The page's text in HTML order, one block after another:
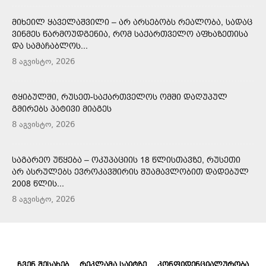
ᲛᲘᲮᲔᲘᲚ ᲧᲐᲕᲔᲚᲐᲨᲕᲘᲚᲘ – ᲐᲠ ᲐᲠᲡᲔᲑᲝᲑᲡ ᲠᲔᲐᲚᲝᲑᲐ, ᲡᲐᲓᲐᲪ
ᲕᲘᲜᲛᲔᲡ ᲬᲐᲠᲛᲝᲣᲓᲒᲔᲜᲘᲐ, ᲠᲝᲛ ᲡᲐᲥᲐᲠᲗᲕᲔᲚᲝ ᲐᲤᲮᲐᲖᲔᲗᲘᲡᲐ
ᲓᲐ ᲡᲐᲛᲐᲩᲐᲑᲚᲝᲡ...
8 აგვისტო, 2026
ᲢᲧᲘᲑᲣᲚᲨᲘ, ᲠᲣᲡᲔᲗ-ᲡᲐᲥᲐᲠᲗᲕᲔᲚᲝᲡ ᲝᲛᲨᲘ ᲓᲐᲦᲣᲞᲣᲚ
ᲒᲛᲘᲠᲔᲑᲡ ᲞᲐᲢᲘᲕᲘ ᲛᲘᲐᲒᲔᲡ
8 აგვისტო, 2026
ᲡᲐᲒᲐᲠᲔᲝ ᲣᲬᲧᲔᲑᲐ – ᲝᲙᲣᲞᲐᲪᲘᲘᲡ 18 ᲬᲚᲘᲡᲗᲐᲕᲖᲔ, ᲠᲣᲡᲔᲗᲘ
ᲐᲠ ᲐᲡᲠᲣᲚᲔᲑᲡ ᲔᲕᲠᲝᲙᲐᲕᲨᲘᲠᲘᲡ ᲨᲣᲐᲛᲐᲕᲚᲝᲑᲘᲗ ᲓᲐᲓᲔᲑᲣᲚ
2008 ᲬᲚᲘᲡ...
8 აგვისტო, 2026